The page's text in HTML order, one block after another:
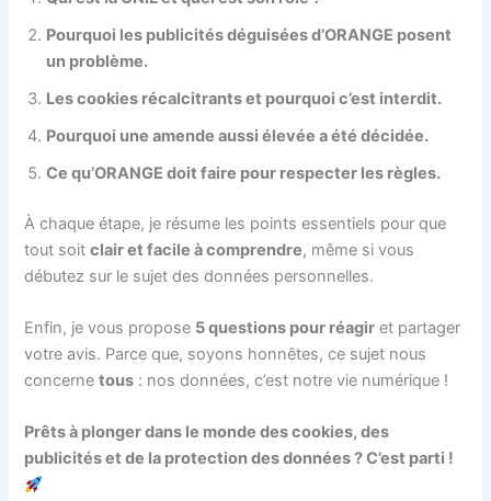
Pourquoi les publicités déguisées d’ORANGE posent
un problème.
Les cookies récalcitrants et pourquoi c’est interdit.
Pourquoi une amende aussi élevée a été décidée.
Ce qu’ORANGE doit faire pour respecter les règles.
À chaque étape, je résume les points essentiels pour que
tout soitclair et facile à comprendre, même si vous
débutez sur le sujet des données personnelles.
Enfin, je vous propose 5 questions pour réagir et partager
votre avis. Parce que, soyons honnêtes, ce sujet nous
concernetous : nos données, c’est notre vie numérique !
Prêts à plonger dans le monde des cookies, des
publicités et de la protection des données ? C’est parti !